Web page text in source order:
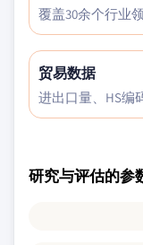
覆盖30余个行业
贸易数据
进出口量、HS编
研究与评估的参